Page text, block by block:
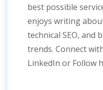
best possible
enjoys writing
technical SEO, and
trends. Connect
LinkedIn or Follow